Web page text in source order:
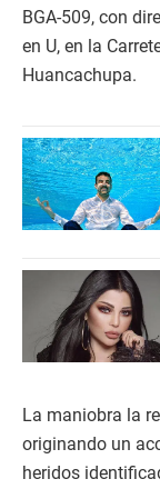
BGA-509, con
en U, en la
Huancachupa.
La maniobra la
originando un
heridos